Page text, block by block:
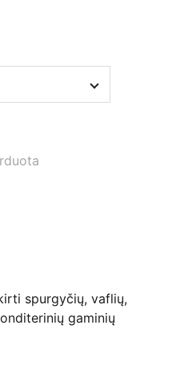
spurgyčių, vaflių,
gaminių